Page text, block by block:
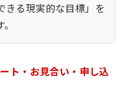
きる現実的な目標」を
・お見合い・申し込